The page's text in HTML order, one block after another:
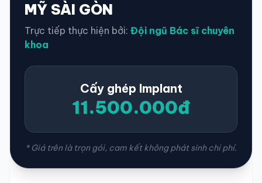
MỸ SÀI GÒN
Trực tiếp thực hiện bởi: Đội ngũ Bác sĩ chuyên
khoa
Cấy ghép Implant
11.500.000đ
* Giá trên là trọn gói, cam kết không phát sinh chi phí.